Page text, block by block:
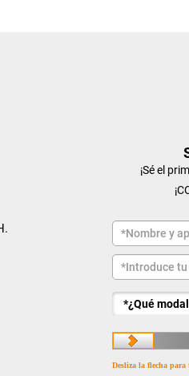
¡Sé el
Desliza la flecha